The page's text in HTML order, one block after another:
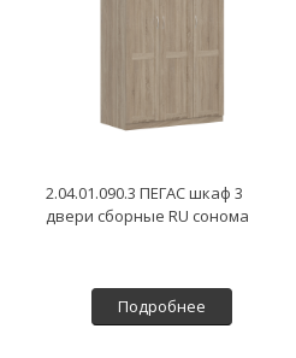
2.04.01.090.3 ПЕГАС шкаф 3
двери сборные RU сонома
Подробнее